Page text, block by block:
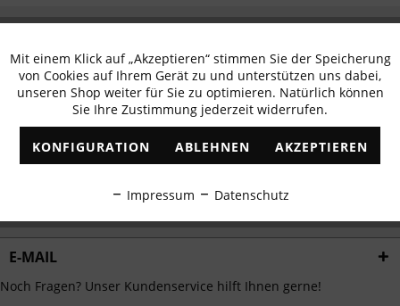
erhalten
✓ Exklusive Angebote ✓ Die aktuellsten Trends
E-MAIL
Noch Fragen? Unser Kundenservice hilft Ihnen gerne!
Funktionale Aktiv
Marketing Inaktiv
Tracking Inaktiv
Personalisierung Inaktiv
Service
Mit einem Klick auf „Akzeptieren“ stimmen Sie der Speicherung
von Cookies auf Ihrem Gerät zu und unterstützen uns dabei,
unseren Shop weiter für Sie zu optimieren. Natürlich können
Sie Ihre Zustimmung jederzeit widerrufen.
KONFIGURATION ABLEHNEN AKZEPTIEREN
Impressum Datenschutz